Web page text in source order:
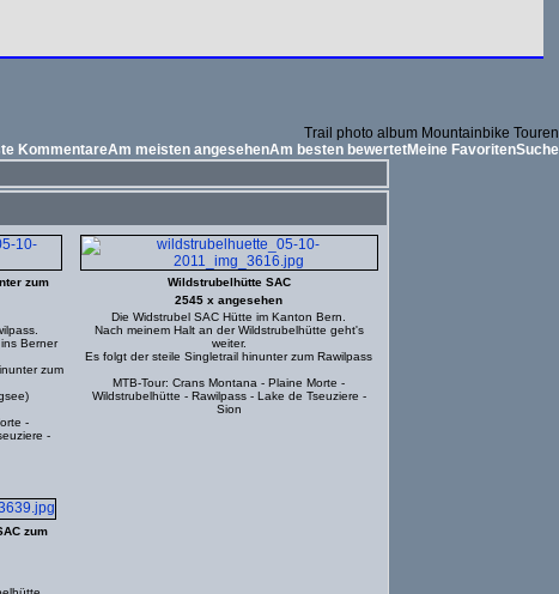
Trail photo album Mountainbike Touren
KommentareAm meisten angesehenAm besten bewertetMeine FavoritenSuche
zum
Berner
zum
-
-
Wildstrubelhütte SAC
2545 x angesehen
Die Widstrubel SAC Hütte im Kanton Bern.
Nach meinem Halt an der Wildstrubelhütte geht's
weiter.
Es folgt der steile Singletrail hinunter zum Rawilpass
MTB-Tour: Crans Montana - Plaine Morte -
Wildstrubelhütte - Rawilpass - Lake de Tseuziere -
Sion
zum